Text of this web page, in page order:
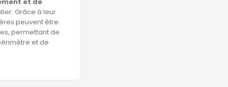
Grâce à leur
peuvent être
permettant de
et de